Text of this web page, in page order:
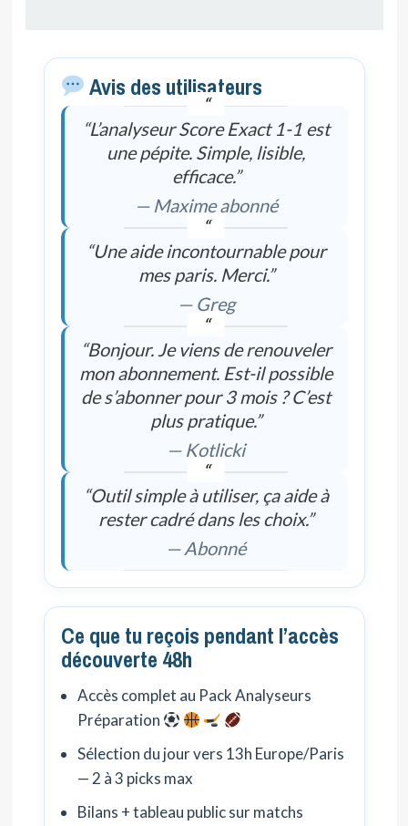
Avis des utilisateurs
“L’analyseur Score Exact 1-1 est
une pépite. Simple, lisible,
efficace.”
— Maxime abonné
“Une aide incontournable pour
mes paris. Merci.”
— Greg
“Bonjour. Je viens de renouveler
mon abonnement. Est-il possible
de s’abonner pour 3 mois ? C’est
plus pratique.”
— Kotlicki
“Outil simple à utiliser, ça aide à
rester cadré dans les choix.”
— Abonné
Ce que tu reçois pendant l’accès
découverte 48h
Accès complet au Pack Analyseurs
Préparation
Sélection du jour vers 13h Europe/Paris
— 2 à 3 picks max
Bilans + tableau public sur matchs